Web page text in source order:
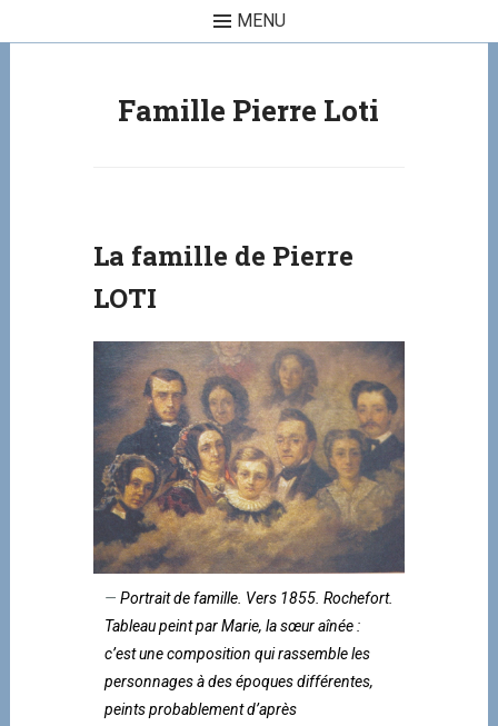
MENU
Famille Pierre Loti
La famille de Pierre
LOTI
Portrait de famille. Vers 1855. Rochefort.
Tableau peint par Marie, la sœur aînée :
c’est une composition qui rassemble les
personnages à des époques différentes,
peints probablement d’après